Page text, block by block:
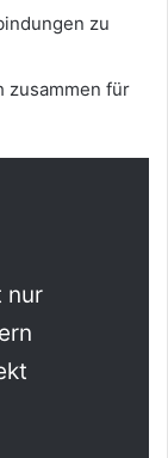
zu
zusammen für
nur